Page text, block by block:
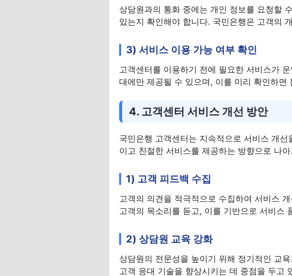
상담원과의 통화 중에는 개인 정보를 요청할
있는지 확인해야 합니다. 국민은행은 고객의
3) 서비스 이용 가능 여부 확인
고객센터를 이용하기 전에 필요한 서비스가
대에만 제공될 수 있으며, 이를 미리 확인하
4. 고객센터 서비스 개선 방안
국민은행 고객센터는 지속적으로 서비스 개
이고 친절한 서비스를 제공하는 방향으로 나
1) 고객 피드백 수집
고객의 의견을 적극적으로 수집하여 서비스
고객의 목소리를 듣고, 이를 기반으로 서비스
2) 상담원 교육 강화
상담원의 전문성을 높이기 위해 정기적인 교
고객 응대 기술을 향상시키는 데 중점을 두고